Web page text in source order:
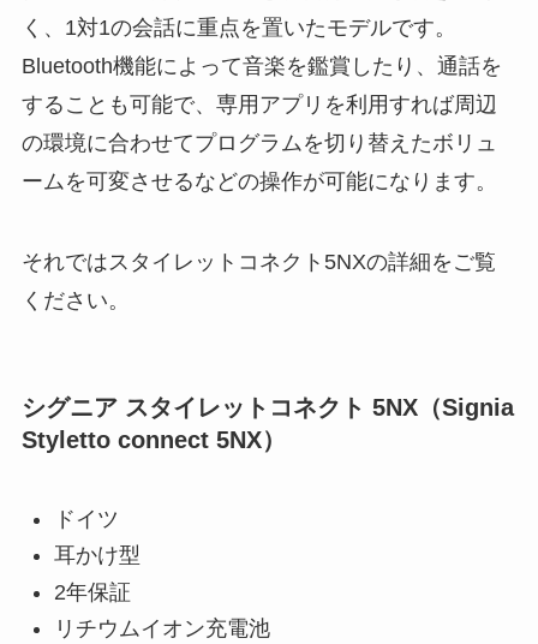
く、1対1の会話に重点を置いたモデルです。
Bluetooth機能によって音楽を鑑賞したり、通話を
することも可能で、専用アプリを利用すれば周辺
の環境に合わせてプログラムを切り替えたボリュ
ームを可変させるなどの操作が可能になります。
それではスタイレットコネクト5NXの詳細をご覧
ください。
シグニア スタイレットコネクト 5NX（Signia
Styletto connect 5NX）
ドイツ
耳かけ型
2年保証
リチウムイオン充電池